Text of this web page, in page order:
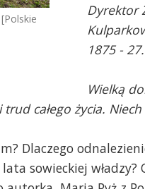
Materiały
Dyrektor
1875 -
Wielką
trud całego życia.
Dlaczego
sowieckiej